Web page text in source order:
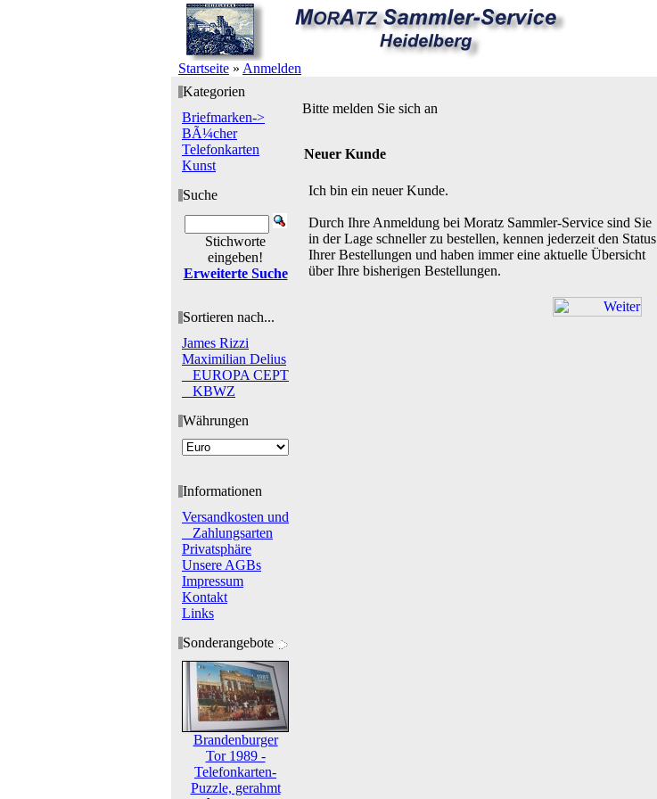
Startseite » Anmelden
Kategorien
Briefmarken->
BÃ¼cher
Telefonkarten
Kunst
Suche
Stichworte
eingeben!
Erweiterte Suche
Sortieren nach...
James Rizzi
Maximilian Delius
_ EUROPA CEPT
_ KBWZ
Währungen
Informationen
Versandkosten und
Zahlungsarten
Privatsphäre
Unsere AGBs
Impressum
Kontakt
Links
Sonderangebote
Brandenburger
Tor 1989 -
Telefonkarten-
Puzzle, gerahmt
Bitte melden Sie sich an
Neuer Kunde
Ich bin ein neuer Kunde.
Durch Ihre Anmeldung bei Moratz Sammler-Service sind Sie
in der Lage schneller zu bestellen, kennen jederzeit den Status
Ihrer Bestellungen und haben immer eine aktuelle Übersicht
über Ihre bisherigen Bestellungen.